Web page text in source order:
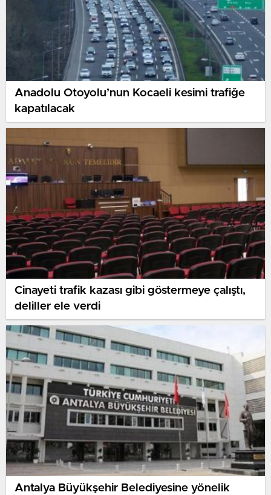
Anadolu Otoyolu’nun Kocaeli kesimi trafiğe
kapatılacak
Cinayeti trafik kazası gibi göstermeye çalıştı,
deliller ele verdi
Antalya Büyükşehir Belediyesine yönelik